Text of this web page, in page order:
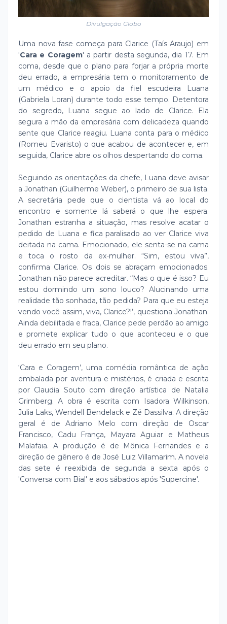
Divulgação Globo
Uma nova fase começa para Clarice (Taís Araujo) em
'Cara e Coragem' a partir desta segunda, dia 17. Em
coma, desde que o plano para forjar a própria morte
deu errado, a empresária tem o monitoramento de
um médico e o apoio da fiel escudeira Luana
(Gabriela Loran) durante todo esse tempo. Detentora
do segredo, Luana segue ao lado de Clarice. Ela
segura a mão da empresária com delicadeza quando
sente que Clarice reagiu. Luana conta para o médico
(Romeu Evaristo) o que acabou de acontecer e, em
seguida, Clarice abre os olhos despertando do coma.
Seguindo as orientações da chefe, Luana deve avisar
a Jonathan (Guilherme Weber), o primeiro de sua lista.
A secretária pede que o cientista vá ao local do
encontro e somente lá saberá o que lhe espera.
Jonathan estranha a situação, mas resolve acatar o
pedido de Luana e fica paralisado ao ver Clarice viva
deitada na cama. Emocionado, ele senta-se na cama
e toca o rosto da ex-mulher. “Sim, estou viva”,
confirma Clarice. Os dois se abraçam emocionados.
Jonathan não parece acreditar. “Mas o que é isso? Eu
estou dormindo um sono louco? Alucinando uma
realidade tão sonhada, tão pedida? Para que eu esteja
vendo você assim, viva, Clarice?!’, questiona Jonathan.
Ainda debilitada e fraca, Clarice pede perdão ao amigo
e promete explicar tudo o que aconteceu e o que
deu errado em seu plano.
‘Cara e Coragem’, uma comédia romântica de ação
embalada por aventura e mistérios, é criada e escrita
por Claudia Souto com direção artística de Natalia
Grimberg. A obra é escrita com Isadora Wilkinson,
Julia Laks, Wendell Bendelack e Zé Dassilva. A direção
geral é de Adriano Melo com direção de Oscar
Francisco, Cadu França, Mayara Aguiar e Matheus
Malafaia. A produção é de Mônica Fernandes e a
direção de gênero é de José Luiz Villamarim. A novela
das sete é reexibida de segunda a sexta após o
'Conversa com Bial' e aos sábados após 'Supercine'.